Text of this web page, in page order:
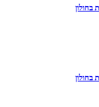
בחולון
בחולון